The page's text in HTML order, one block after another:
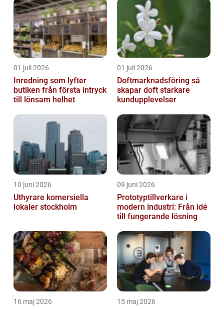
01 juli 2026
Inredning som lyfter
butiken från första intryck
till lönsam helhet
01 juli 2026
Doftmarknadsföring så
skapar doft starkare
kundupplevelser
10 juni 2026
Uthyrare komersiella
lokaler stockholm
09 juni 2026
Prototyptillverkare i
modern industri: Från idé
till fungerande lösning
16 maj 2026 15 maj 2026